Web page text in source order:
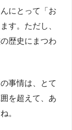
にとって「お
す。ただし、
歴史にまつわ
事情は、とて
を超えて、あ
。